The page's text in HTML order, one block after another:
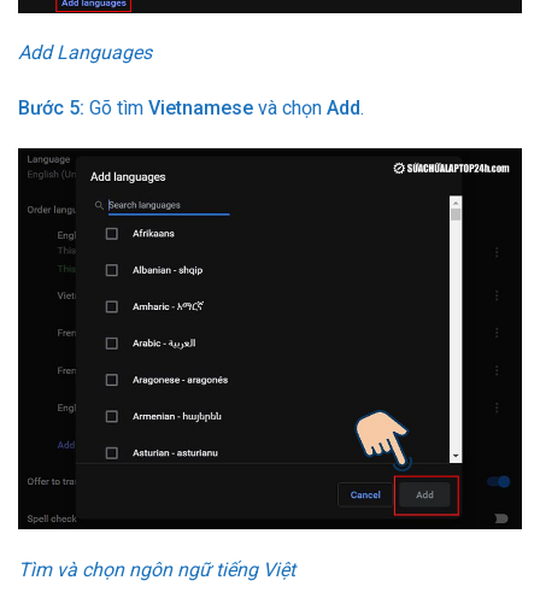
Add Languages
Bước 5: Gõ tìm Vietnamese và chọn Add.
Tìm và chọn ngôn ngữ tiếng Việt